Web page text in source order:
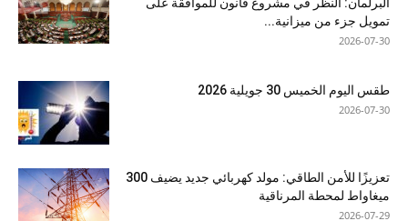
البرلمان: النظر في مشروع قانون للموافقة على
تمويل جزء من ميزانية...
2026-07-30
طقس اليوم الخميس 30 جويلية 2026
2026-07-30
تعزيزًا للأمن الطاقي: مولد كهربائي جديد يضيف 300
ميغاواط لمحطة المرناقية
2026-07-29